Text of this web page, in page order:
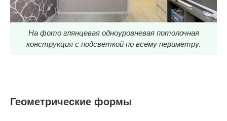
На фото глянцевая одноуровневая потолочная
конструкция с подсветкой по всему периметру.
Геометрические формы